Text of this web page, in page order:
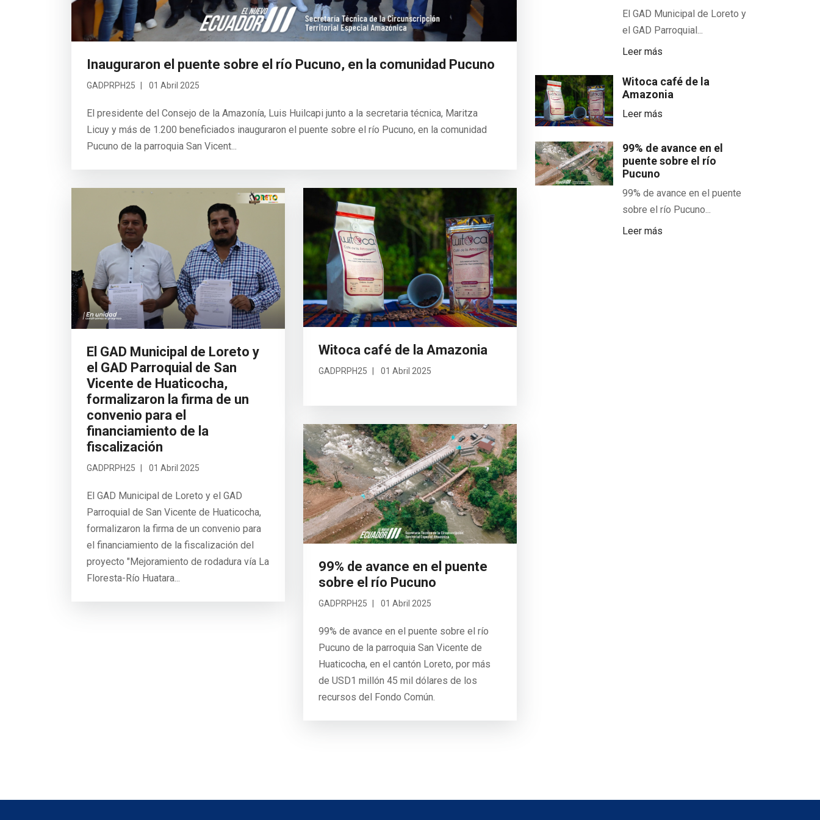
Inauguraron el puente sobre el río Pucuno, en la comunidad Pucuno
GADPRPH25 01 Abril 2025
El presidente del Consejo de la Amazonía, Luis Huilcapi junto a la secretaria técnica, Maritza
Licuy y más de 1.200 beneficiados inauguraron el puente sobre el río Pucuno, en la comunidad
Pucuno de la parroquia San Vicent...
El GAD Municipal de Loreto y
el GAD Parroquial de San
Vicente de Huaticocha,
formalizaron la firma de un
convenio para el
financiamiento de la
fiscalización
GADPRPH25 01 Abril 2025
El GAD Municipal de Loreto y el GAD
Parroquial de San Vicente de Huaticocha,
formalizaron la firma de un convenio para
el financiamiento de la fiscalización del
proyecto "Mejoramiento de rodadura vía La
Floresta-Río Huatara...
Witoca café de la Amazonia
GADPRPH25 01 Abril 2025
99% de avance en el puente
sobre el río Pucuno
GADPRPH25 01 Abril 2025
99% de avance en el puente sobre el río
Pucuno de la parroquia San Vicente de
Huaticocha, en el cantón Loreto, por más
de USD1 millón 45 mil dólares de los
recursos del Fondo Común.
El GAD Municipal de Loreto y
el GAD Parroquial...
Leer más
Witoca café de la
Amazonia
Leer más
99% de avance en el
puente sobre el río
Pucuno
99% de avance en el puente
sobre el río Pucuno...
Leer más